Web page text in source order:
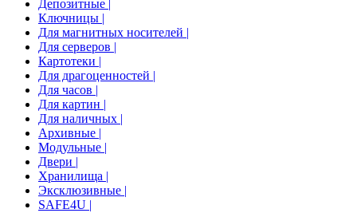
Депозитные |
Ключницы |
Для магнитных носителей |
Для серверов |
Картотеки |
Для драгоценностей |
Для часов |
Для картин |
Для наличных |
Архивные |
Модульные |
Двери |
Хранилища |
Эксклюзивные |
SAFE4U |